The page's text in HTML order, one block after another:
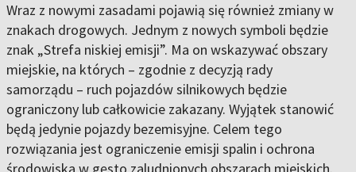
Wraz z nowymi zasadami pojawią się również zmiany w
znakach drogowych. Jednym z nowych symboli będzie
znak „Strefa niskiej emisji”. Ma on wskazywać obszary
miejskie, na których – zgodnie z decyzją rady
samorządu – ruch pojazdów silnikowych będzie
ograniczony lub całkowicie zakazany. Wyjątek stanowić
będą jedynie pojazdy bezemisyjne. Celem tego
rozwiązania jest ograniczenie emisji spalin i ochrona